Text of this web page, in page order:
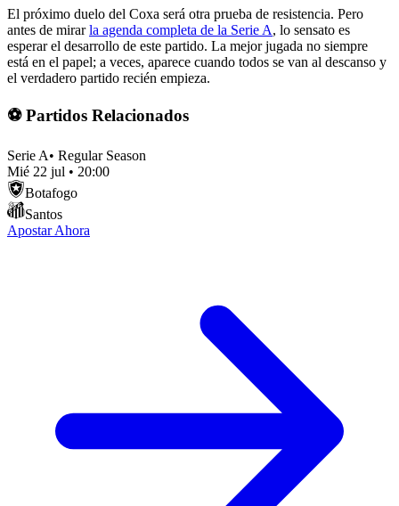
El próximo duelo del Coxa será otra prueba de resistencia. Pero
antes de mirarla agenda completa de la Serie A, lo sensato es
esperar el desarrollo de este partido. La mejor jugada no siempre
está en el papel; a veces, aparece cuando todos se van al descanso y
el verdadero partido recién empieza.
⚽ Partidos Relacionados
Serie A• Regular Season
Mié 22 jul • 20:00
Botafogo
Santos
Apostar Ahora